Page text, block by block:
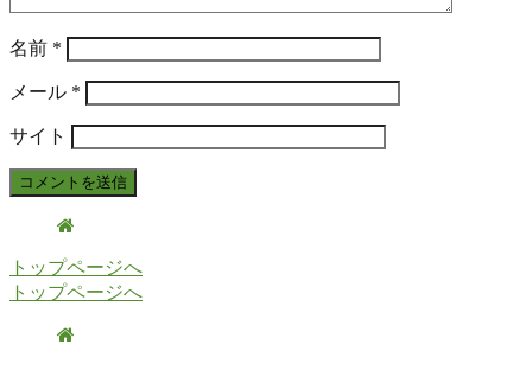
名前 *
メール *
サイト
トップページへ
トップページへ